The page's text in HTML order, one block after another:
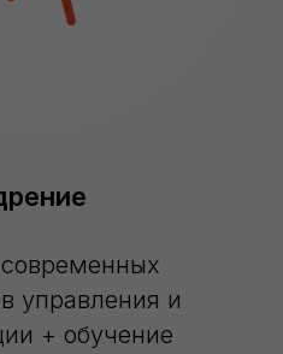
управления и
+ обучение